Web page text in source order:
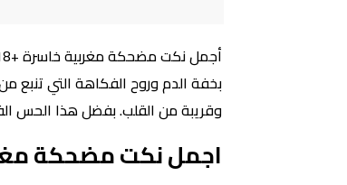
بخفة الدم وروح الفكاهة التي تنبع
وقريبة من القلب. بفضل هذا الحس
اجمل نكت مضحكة